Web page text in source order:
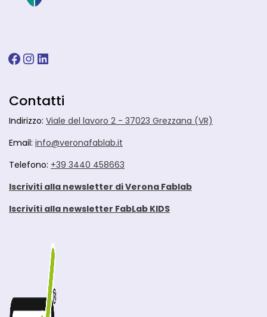
Facebook
Instagram
LinkedIn
Contatti
Indirizzo: Viale del lavoro 2 - 37023 Grezzana (VR)
Email: info@veronafablab.it
Telefono: +39 3440 458663
Iscriviti alla newsletter di Verona Fablab
Iscriviti alla newsletter FabLab KIDS